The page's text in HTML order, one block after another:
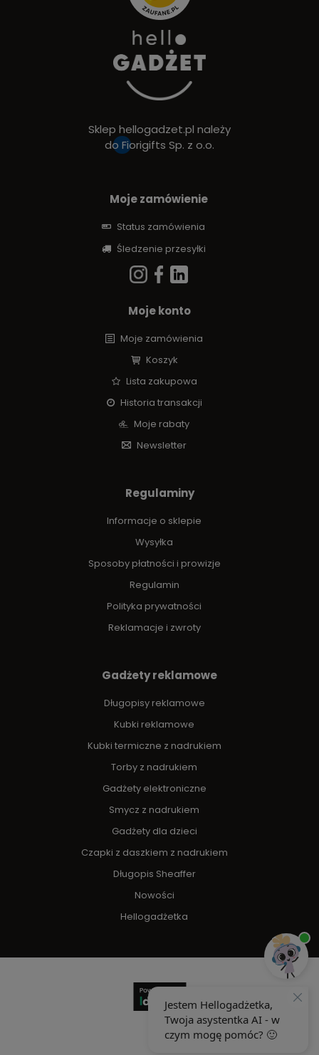
Sklep hellogadzet.pl należy
do Fiorigifts Sp. z o.o.
Moje zamówienie
Status zamówienia
Śledzenie przesyłki
Moje konto
Moje zamówienia
Koszyk
Lista zakupowa
Historia transakcji
Moje rabaty
Newsletter
Regulaminy
Informacje o sklepie
Wysyłka
Sposoby płatności i prowizje
Regulamin
Polityka prywatności
Reklamacje i zwroty
Gadżety reklamowe
Długopisy reklamowe
Kubki reklamowe
Kubki termiczne z nadrukiem
Torby z nadrukiem
Gadżety elektroniczne
Smycz z nadrukiem
Gadżety dla dzieci
Czapki z daszkiem z nadrukiem
Długopis Sheaffer
Nowości
Hellogadżetka